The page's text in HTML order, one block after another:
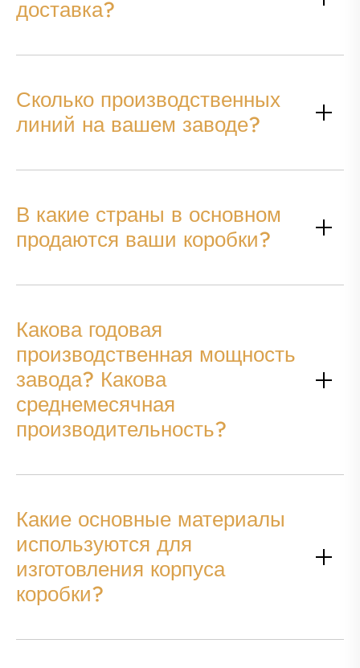
доставка?
Сколько производственных
линий на вашем заводе?
В какие страны в основном
продаются ваши коробки?
Какова годовая
производственная мощность
завода? Какова
среднемесячная
производительность?
Какие основные материалы
используются для
изготовления корпуса
коробки?